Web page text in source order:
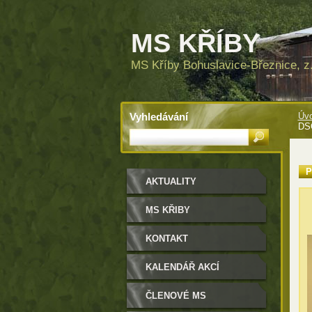
MS KŘÍBY
MS Kříby Bohuslavice-Březnice,
AKTUALITY
MS KŘIBY
KONTAKT
KALENDÁŘ AKCÍ
ČLENOVÉ MS
Vyhledávání